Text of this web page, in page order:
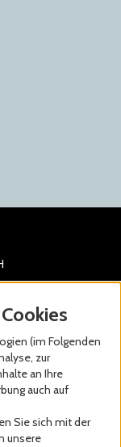
(im Folgenden
zur
an Ihre
auch auf
Sie sich mit der
unsere